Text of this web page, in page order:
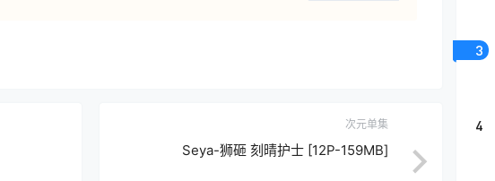
次元单集
Seya-狮砸 刻晴护士 [12P-159MB]
3
4